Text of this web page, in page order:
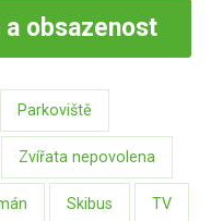
obsazenost
Parkoviště
Zvířata nepovolena
Skibus TV